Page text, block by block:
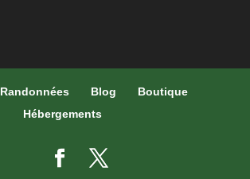
Randonnées Blog
Boutique
Hébergements